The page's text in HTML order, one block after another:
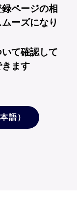
ページの相
ーズになり
て確認して
ます​
語）